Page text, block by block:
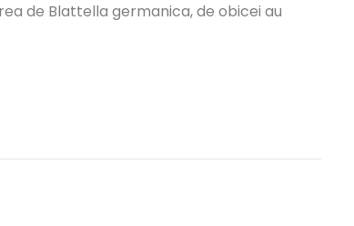
de Blattella germanica, de obicei au